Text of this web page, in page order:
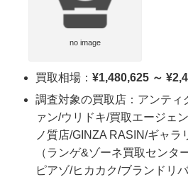
no image
買取相場： ¥1,480,625 ～
調査対象の買取店：アンティ
ァン/ウリドキ/買取エージェ
ノ質店/GINZA RASIN/ギャラ
（ランゲ&ゾーネ買取センタ
ピアゾ/ヒカカク/ブランドリ